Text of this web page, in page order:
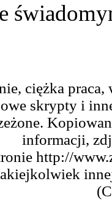
ciężka
skrypty i
informacji,
http://